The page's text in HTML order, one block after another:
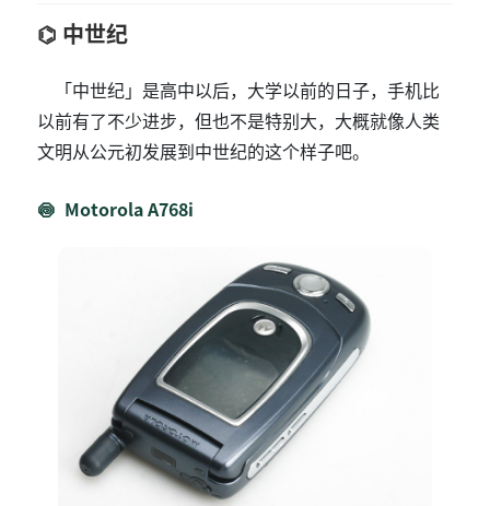
中世纪
「中世纪」是高中以后，大学以前的日子，手机比
以前有了不少进步，但也不是特别大，大概就像人类
文明从公元初发展到中世纪的这个样子吧。
Motorola A768i